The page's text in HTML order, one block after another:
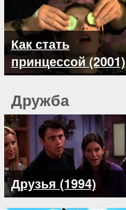
Как стать
принцессой (2001)
Дружба
Друзья (1994)